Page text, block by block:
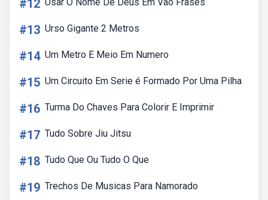
#12
#13 Urso Gigante 2 Metros
#14 Um Metro E Meio Em Numero
#15 Um Circuito Em Serie é Formado Por Uma Pilha
#16 Turma Do Chaves Para Colorir E Imprimir
#17 Tudo Sobre Jiu Jitsu
#18 Tudo Que Ou Tudo O Que
#19 Trechos De Musicas Para Namorado